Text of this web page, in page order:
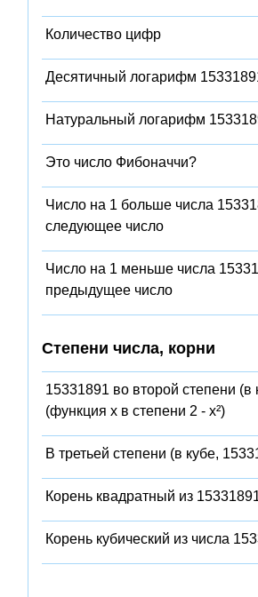
Количество цифр
Десятичный логарифм
Натуральный логарифм
Это число Фибоначчи?
Число на 1 больше числа
следующее число
Число на 1 меньше числа
предыдущее число
Степени числа, корни
15331891 во второй степени (в
(функция x в степени 2 - x²)
В третьей степени (в кубе,
Корень квадратный из
Корень кубический из числа